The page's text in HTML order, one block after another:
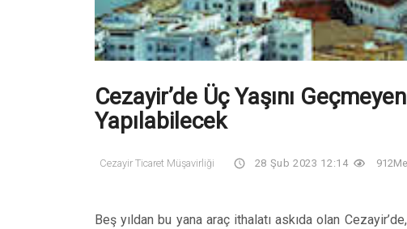
Cezayir’de Üç Yaşını
Yapılabilecek
Cezayir Ticaret Müşavirliği 28 Şub 2023 12:14 912
Beş yıldan bu yana araç ithalatı askıda olan